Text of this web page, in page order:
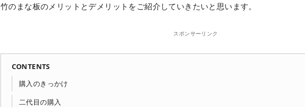
竹のまな板のメリットとデメリットをご紹介していきたいと思います。
スポンサーリンク
CONTENTS
購入のきっかけ
二代目の購入